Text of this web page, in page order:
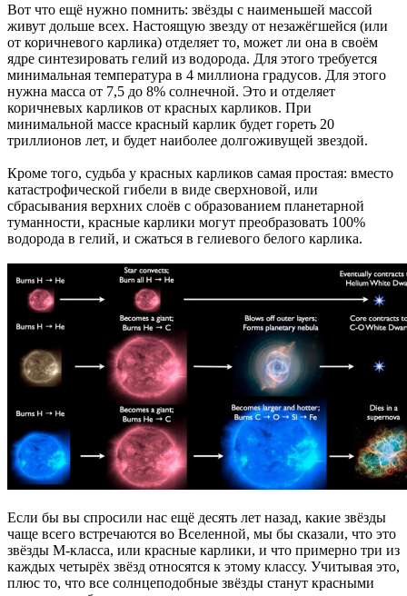
Вот что ещё нужно помнить: звёзды с наименьшей массой
живут дольше всех. Настоящую звезду от незажёгшейся (или
от коричневого карлика) отделяет то, может ли она в своём
ядре синтезировать гелий из водорода. Для этого требуется
минимальная температура в 4 миллиона градусов. Для этого
нужна масса от 7,5 до 8% солнечной. Это и отделяет
коричневых карликов от красных карликов. При
минимальной массе красный карлик будет гореть 20
триллионов лет, и будет наиболее долгоживущей звездой.
Кроме того, судьба у красных карликов самая простая: вместо
катастрофической гибели в виде сверхновой, или
сбрасывания верхних слоёв с образованием планетарной
туманности, красные карлики могут преобразовать 100%
водорода в гелий, и сжаться в гелиевого белого карлика.
Если бы вы спросили нас ещё десять лет назад, какие звёзды
чаще всего встречаются во Вселенной, мы бы сказали, что это
звёзды М-класса, или красные карлики, и что примерно три из
каждых четырёх звёзд относятся к этому классу. Учитывая это,
плюс то, что все солнцеподобные звёзды станут красными